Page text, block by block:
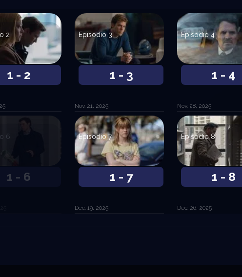
1 - 2
2
1 - 3
Episodio 3
Nov. 21, 2025
1 - 4
Episodio 4
Nov. 28, 2025
1 - 6
6
1 - 7
Episodio 7
Dec. 19, 2025
1 - 8
Episodio 8
Dec. 26, 2025